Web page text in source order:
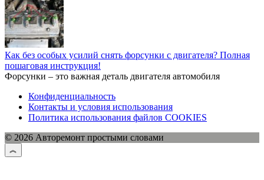
Как без особых усилий снять форсунки с двигателя? Полная
пошаговая инструкция!
Форсунки – это важная деталь двигателя автомобиля
Конфиденциальность
Контакты и условия использования
Политика использования файлов COOKIES
© 2026 Авторемонт простыми словами